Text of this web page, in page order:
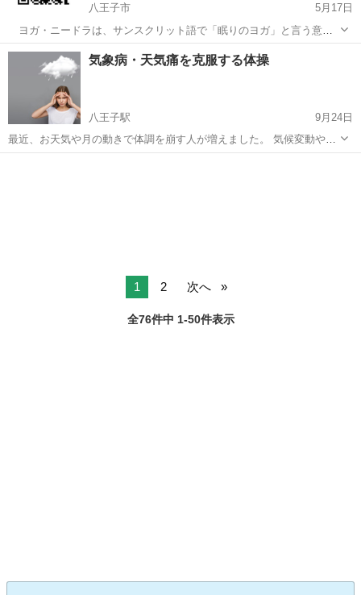
八王子市
5月17日
ヨガ・ニードラは、サンスクリット語で「眠りのヨガ」と言う意味
を持ちます。 マットの上で仰向けになり、ガイドの声に耳を傾けて行
うリラクゼーション方法で、１時間の練習で４時間の睡眠に値すると
言われています。 クラスの流れ...
東京 八王子市 快眠 ニードラ
気象病・天気痛を克服する体操
八王子駅
9月24日
最近、お天気や月の動きで体調を崩す人が増えました。 気候変動や、
ストレスが原因とも言われています。 自分も気象病に悩む講師が、健
1 2 次へ
全76件中 1-50件表示